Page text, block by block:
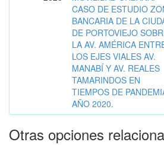
CASO DE ESTUDIO
BANCARIA DE LA
DE PORTOVIEJO
LA AV. AMÉRICA
LOS EJES VIALES AV.
MANABÍ Y AV. REALES
TAMARINDOS EN
TIEMPOS DE
AÑO 2020.
Otras opciones